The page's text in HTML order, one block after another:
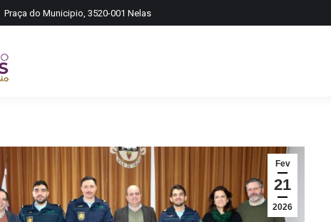
Praça do Municipio, 3520-001 Nelas
Fev
21
2026